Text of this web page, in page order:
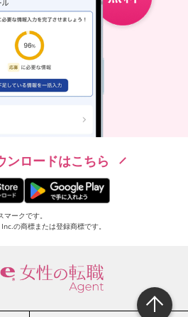
ンロードはこちら
ークです。
の商標または登録商標です。